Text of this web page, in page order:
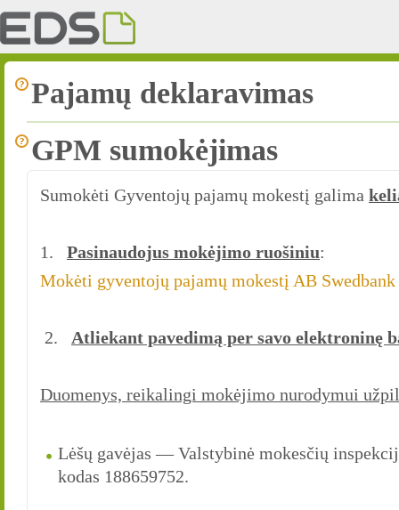
Pajamų deklaravimas
GPM sumokėjimas
Sumokėti Gyventojų pajamų mokestį galima
1. Pasinaudojus mokėjimo ruošiniu:
Mokėti gyventojų pajamų mokestį AB Swedbank
2. Atliekant pavedimą per savo elektroninę
Duomenys, reikalingi mokėjimo nurodymui
Lėšų gavėjas — Valstybinė mokesčių
kodas 188659752.